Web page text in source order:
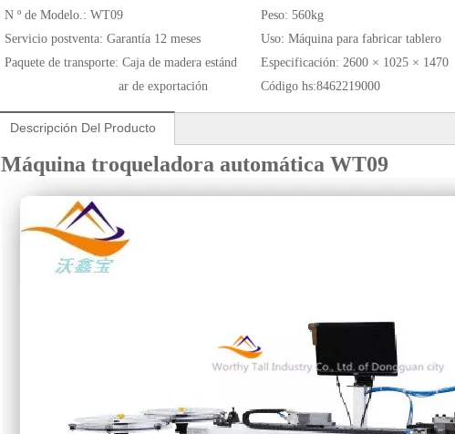
N º de Modelo.: WT09 Peso: 560kg
Servicio postventa: Garantía 12 meses Uso: Máquina para fabricar tablero
Paquete de transporte: Caja de madera estánd
ar de exportación
Especificación: 2600 × 1025 × 1470
Código hs:8462219000
Descripción Del Producto
Máquina troqueladora automática WT09